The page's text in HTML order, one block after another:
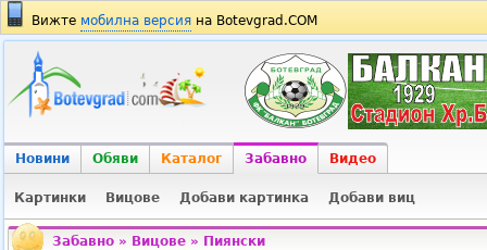
Вижте мобилна версия на Botevgrad.COM
Новини Обяви Каталог Забавно Видео
Картинки Вицове Добави картинка Добави виц
Забавно» Вицове» Пиянски